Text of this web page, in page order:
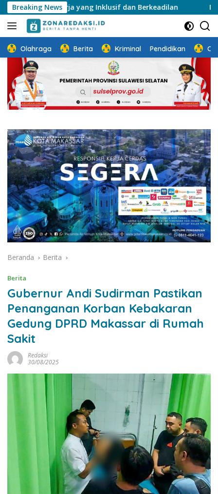
Langsung
ke
konten
Breaking News
Kerja yang Inklusif dan Berkeadilan Perkuat
Olahraga Berita Kriminal Pendidikan
Beranda Berita
Berita
Gubernur Andi Sudirman Pastikan
Penanganan Korban Kebakaran
Gedung DPRD Makassar di Rumah
Sakit
Redaksi
30/08/2025